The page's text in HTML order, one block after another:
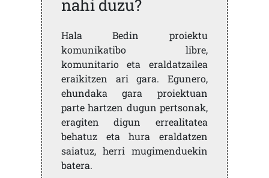
nahi duzu?
Hala Bedin proiektu
komunikatibo libre,
komunitario eta eraldatzailea
eraikitzen ari gara. Egunero,
ehundaka gara proiektuan
parte hartzen dugun pertsonak,
eragiten digun errealitatea
behatuz eta hura eraldatzen
saiatuz, herri mugimenduekin
batera.